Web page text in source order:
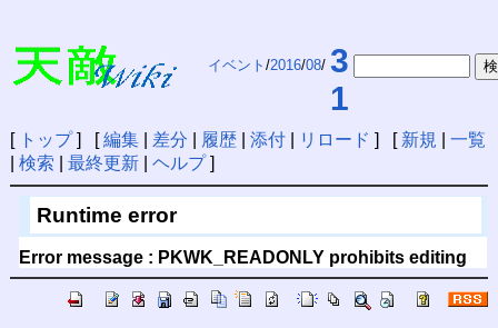
イベント /2016/08/ 3
1
[ トップ] [編集| 差分 履歴| 添付| リロード ] [ 新規
一覧
検索 最終更新| ヘルプ]
Runtime error
Error message : PKWK_READONLY prohibits editing